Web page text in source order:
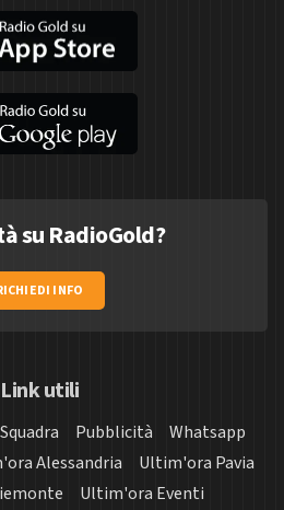
su RadioGold?
INFO
Link utili
Pubblicità
Whatsapp
Alessandria
Ultim'ora Pavia
Ultim'ora Eventi